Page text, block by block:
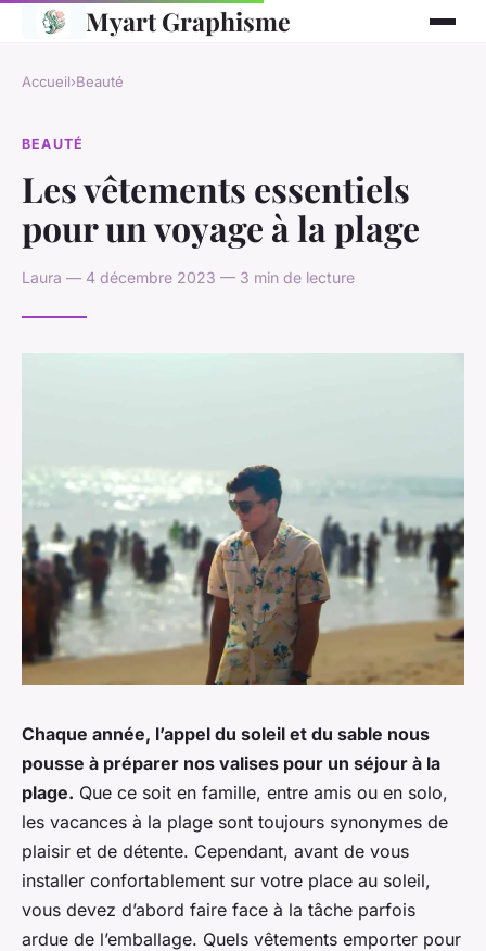
Myart Graphisme
Accueil›Beauté
BEAUTÉ
Les vêtements essentiels
pour un voyage à la plage
Laura — 4 décembre 2023 — 3 min de lecture
Chaque année, l’appel du soleil et du sable nous
pousse à préparer nos valises pour un séjour à la
plage. Que ce soit en famille, entre amis ou en solo,
les vacances à la plage sont toujours synonymes de
plaisir et de détente. Cependant, avant de vous
installer confortablement sur votre place au soleil,
vous devez d’abord faire face à la tâche parfois
ardue de l’emballage. Quels vêtements emporter pour